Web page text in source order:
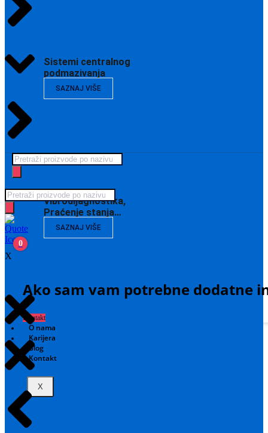
Sistemi centralnog
podmazivanja
SAZNAJ VIŠE
Vibrodijagnostika,
Praćenje stanja…
SAZNAJ VIŠE
Ako sam vam potrebne dodatne
Kontakt
O nama
Karijera
Blog
Kontakt
X
Products
search
Products
search
0
X